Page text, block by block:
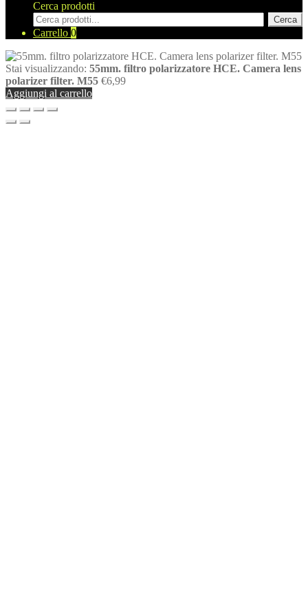
Cerca prodotti
Cerca
Carrello 0
Stai visualizzando: 55mm. filtro polarizzatore HCE. Camera lens
polarizer filter. M55 €6,99
Aggiungi al carrello